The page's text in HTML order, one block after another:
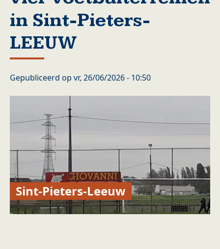
in Sint-Pieters-
LEEUW
Gepubliceerd op vr, 26/06/2026 - 10:50
Sint-Pieters-Leeuw